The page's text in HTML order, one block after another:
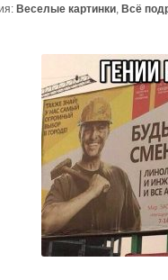
Веселые картинки, Всё